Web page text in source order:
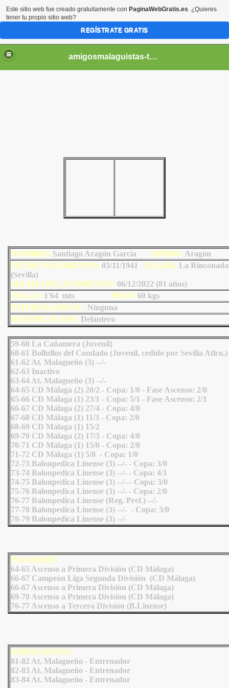
amigosmalaguistas-temporadas
NOMBRE: Santiago Aragón García APODO: Aragón
FECHA NACIMIENTO: 03/11/1941 LUGAR: La Rinconada
(Sevilla)
FECHA FALLECIMIENTO: 06/12/2022 (81 años)
TALLA: 1'64 mts PESO: 60 kgs
INTERNACIONAL: Ninguna
DEMARCACIÓN: Delantero
59-60 La Cañamera (Juvenil)
60-61 Bollullos del Condado (Juvenil, cedido por Sevilla Atlco.)
61-62 At. Malagueño (3) --/-
62-63 Inactivo
63-64 At. Malagueño (3) --/-
64-65 CD Málaga (2) 20/2 - Copa: 1/0 - Fase Ascenso: 2/0
65-66 CD Málaga (1) 23/1 - Copa: 5/1 - Fase Ascenso: 2/1
66-67 CD Málaga (2) 27/4 - Copa: 4/0
67-68 CD Málaga (1) 11/3 - Copa: 2/0
68-69 CD Málaga (1) 15/2
69-70 CD Málaga (2) 17/3 - Copa: 4/0
70-71 CD Málaga (1) 15/0 - Copa: 2/0
71-72 CD Málaga (1) 5/0 - Copa: 1/0
72-73 Balonpedica Linense (3) --/- - Copa: 3/0
73-74 Balonpedica Linense (3) --/- - Copa: 4/1
74-75 Balonpedica Linense (3) --/--- Copa: 3/0
75-76 Balonpedica Linense (3) --/- - Copa: 2/0
76-77 Balonpedica Linense (Reg. Pref.) --/-
77-78 Balonpedica Linense (3) --/- - Copa: 3/0
78-79 Balonpedica Linense (3) --/-
PALMARÉS
64-65 Ascenso a Primera División (CD Málaga)
66-67 Campeón Liga Segunda División (CD Málaga)
66-67 Ascenso a Primera División (CD Málaga)
69-70 Ascenso a Primera División (CD Málaga)
76-77 Ascenso a Tercera División (B.Linense)
OTROS DATOS:
81-82 At. Malagueño - Entrenador
82-83 At. Malagueño - Entrenador
83-84 At. Malagueño - Entrenador
Este sitio web fue creado gratuitamente con PaginaWebGratis.es. ¿Quieres
tener tu propio sitio web?
REGÍSTRATE GRATIS